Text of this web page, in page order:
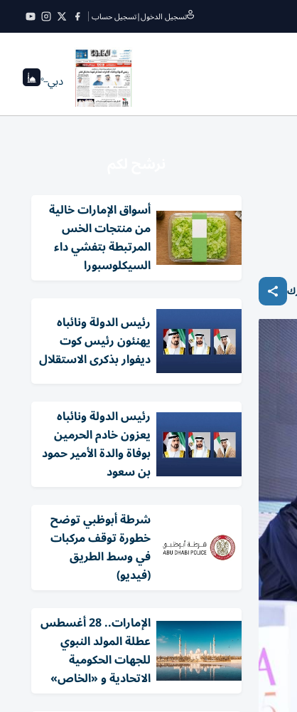
تسجيل الدخول|تسجيل حساب
دبي--°
أسواق الإمارات خالية
من منتجات الخس
المرتبطة بتفشي داء
السيكلوسبورا
رئيس الدولة ونائباه
يهنئون رئيس كوت
ديفوار بذكرى الاستقلال
رئيس الدولة ونائباه
يعزون خادم الحرمين
بوفاة والدة الأمير حمود
بن سعود
شرطة أبوظبي توضح
خطورة توقف مركبات
في وسط الطريق
(فيديو)
الإمارات.. 28 أغسطس
عطلة المولد النبوي
للجهات الحكومية
الاتحادية و «الخاص»